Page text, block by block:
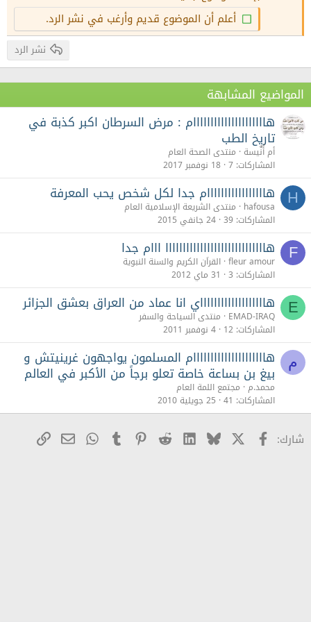
26
Trebuchet MS
Verdana
أعلم أن الموضوع قديم وأرغب في نشر الرد.
نشر الرد
المواضيع المشابهة
هااااااااااااااااااااام : مرض السرطان اكبر كذبة في
تاريخ الطب
أم أُنٌَيسة منتدى الصحة العام
المشاركات 7 18 نوفمبر 2017
H هااااااااااااااااام جدا لكل شخص يحب المعرفة
hafousa منتدى الشريعة الإسلامية العام
المشاركات 39 24 جانفي 2015
F هااااااااااااااااااااااااااااا ااام جدا
fleur amour القراَن الكريم والسنة النبوية
المشاركات 3 31 ماي 2012
E هاااااااااااااااااااي انا عماد من العراق بعشق الجزائر
EMAD-IRAQ منتدى السياحة والسفر
المشاركات 12 4 نوفمبر 2011
م هااااااااااااااااااااام المسلمون يواجهون غرينيتش و
بيغ بن بساعة خاصة تعلو برجاً من الأكبر في العالم
محمد.م مجتمع اللمة العام
المشاركات 41 25 جويلية 2010
شارك: Facebook
X
Bluesky
LinkedIn
Reddit
Pinterest
Tumblr
WhatsApp
البريدرابط